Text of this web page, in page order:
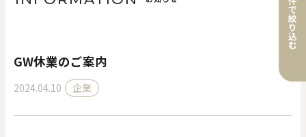
すべてのアイテム
カテゴリから探す
GW休業のご案内
2024.04.10 企業
で
絞
り
込
む